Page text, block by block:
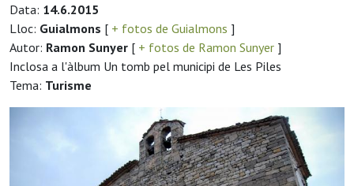
Data: 14.6.2015
Lloc: Guialmons [ + fotos de Guialmons ]
Autor: Ramon Sunyer [ + fotos de Ramon Sunyer ]
Inclosa a l'àlbum Un tomb pel municipi de Les Piles
Tema: Turisme